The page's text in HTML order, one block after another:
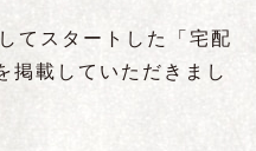
てスタートした「宅配
掲載していただきまし